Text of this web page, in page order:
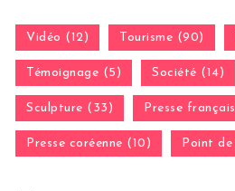
Vidéo (12) Tourisme (90)
Témoignage (5) Société (14)
Sculpture (33) Presse
Presse coréenne (10) Point